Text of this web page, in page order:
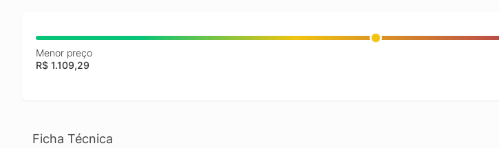
Menor preço
R$ 1.109,29
Ficha Técnica